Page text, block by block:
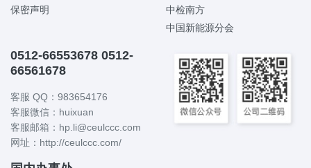
保密声明
中检南方
中国新能源分会
0512-66553678 0512-
66561678
客服 QQ：983654176
客服微信：huixuan
客服邮箱：hp.li@ceulccc.com
网址：http://ceulccc.com/